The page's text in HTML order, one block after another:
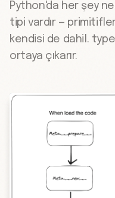
Python'da her şey
tipi vardır —
kendisi de dahil.
ortaya çıkarır.